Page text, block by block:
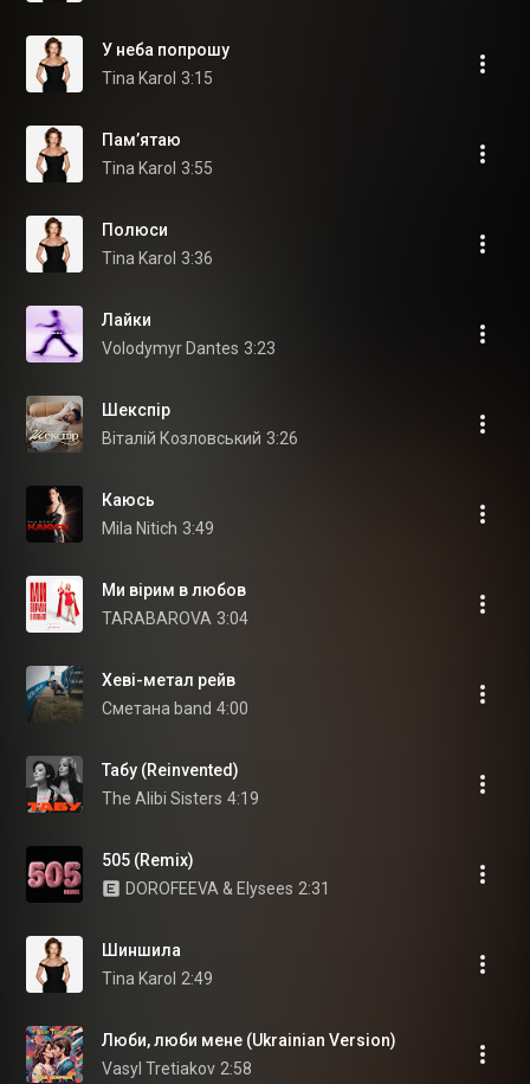
У неба попрошу
Tina Karol 3:15
Памʼятаю
Tina Karol 3:55
Полюси
Tina Karol 3:36
Лайки
Volodymyr Dantes 3:23
Шекспір
Віталій Козловський 3:26
Каюсь
Mila Nitich 3:49
Ми вірим в любов
TARABAROVA 3:04
Хеві-метал рейв
Сметана band 4:00
Табу (Reinvented)
The Alibi Sisters 4:19
505 (Remix)
DOROFEEVA & Elysees 2:31
Шиншила
Tina Karol 2:49
Люби, люби мене (Ukrainian Version)
Vasyl Tretiakov 2:58